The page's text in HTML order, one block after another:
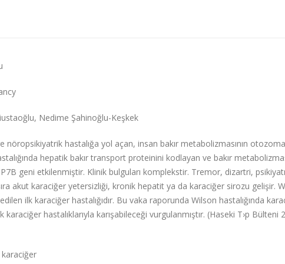
Nedime Şahinoğlu-Keşkek
nöropsikiyatrik hastalığa yol açan, insan bakır metabolizmasının
hepatik bakır transport proteinini kodlayan ve bakır
geni etkilenmiştir. Klinik bulguları komplekstir. Tremor, dizartri,
akut karaciğer yetersizliği, kronik hepatit ya da karaciğer sirozu gelişir.
ilk karaciğer hastalığıdır. Bu vaka raporunda Wilson hastalığında
hastalıklarıyla karışabileceği vurgulanmıştır. (Haseki T›p Bülteni
karaciğer